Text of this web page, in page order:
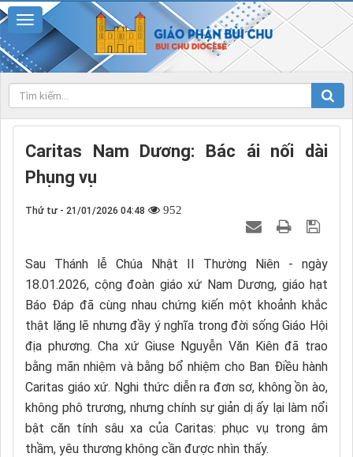
Caritas Nam Dương: Bác ái nối dài
Phụng vụ
Thứ tư - 21/01/2026 04:48 952
Sau Thánh lễ Chúa Nhật II Thường Niên - ngày
18.01.2026, cộng đoàn giáo xứ Nam Dương, giáo hạt
Báo Đáp đã cùng nhau chứng kiến một khoảnh khắc
thật lặng lẽ nhưng đầy ý nghĩa trong đời sống Giáo Hội
địa phương. Cha xứ Giuse Nguyễn Văn Kiên đã trao
bằng mãn nhiệm và bằng bổ nhiệm cho Ban Điều hành
Caritas giáo xứ. Nghi thức diễn ra đơn sơ, không ồn ào,
không phô trương, nhưng chính sự giản dị ấy lại làm nổi
bật căn tính sâu xa của Caritas: phục vụ trong âm
thầm, yêu thương không cần được nhìn thấy.